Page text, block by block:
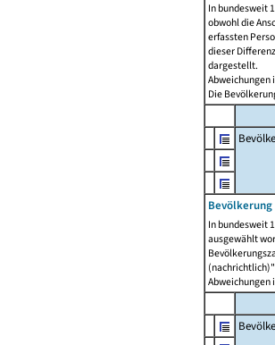
In bundesweit
obwohl die
erfassten
dieser
dargestellt.
Abweichungen
Die
In bundesweit
ausgewählt
Abweichungen